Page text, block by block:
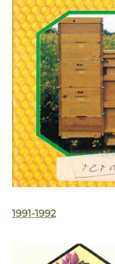
1991-1992